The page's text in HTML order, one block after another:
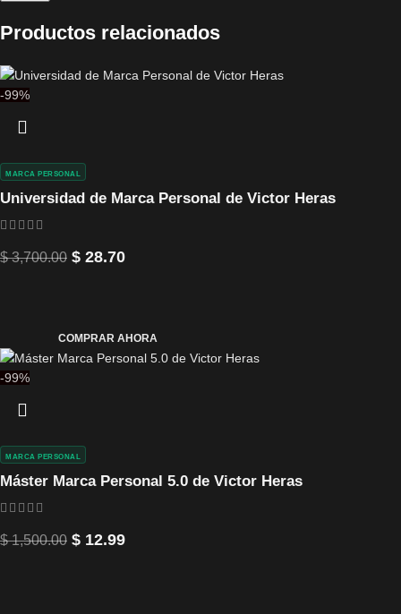
Productos relacionados
-99%
Universidad de Marca Personal de Victor Heras
MARCA PERSONAL
$3,700.00 $ 28.70
COMPRAR AHORA
-99%
Máster Marca Personal 5.0 de Victor Heras
MARCA PERSONAL
$1,500.00 $ 12.99